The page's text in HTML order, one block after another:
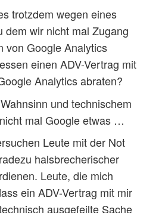
trotzdem wegen eines
dem wir nicht mal Zugang
von Google Analytics
einen ADV-Vertrag mit
Analytics abraten?
und technischem
mal Google etwas …
Leute mit der Not
halsbrecherischer
Leute, die mich
ein ADV-Vertrag mit mir
ausgefeilte Sache